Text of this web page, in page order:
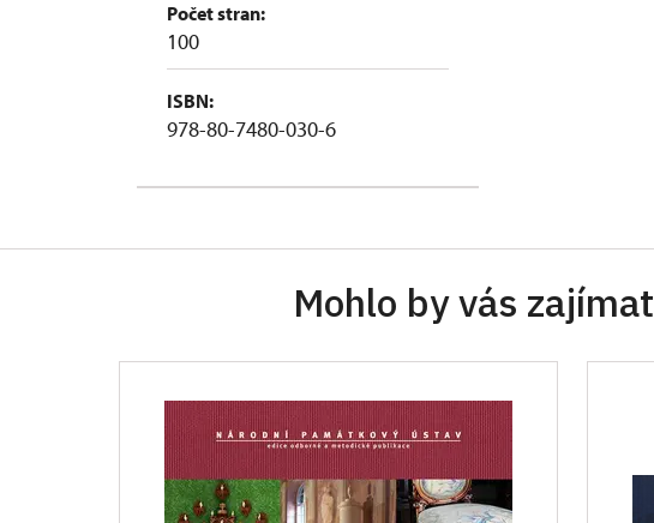
Počet stran:
100
ISBN:
978-80-7480-030-6
Mohlo by vás zajímat